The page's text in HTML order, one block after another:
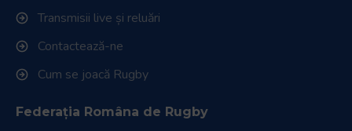
Transmisii live și reluări
Contactează-ne
Cum se joacă Rugby
Federația Româna de Rugby